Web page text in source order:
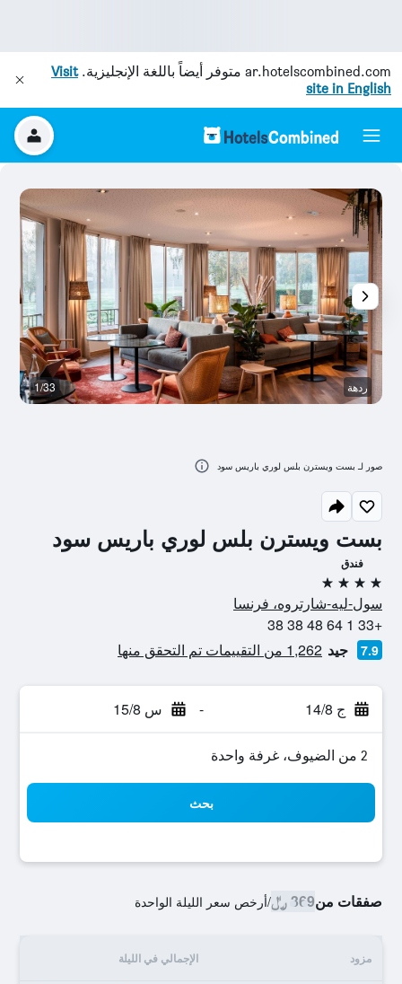
ar.hotelscombined.com متوفر أيضاً باللغة الإنجليزية.Visit
site in English
بست ويسترن بلس لوري باريس سود
فندق
4 نجوم
سول-ليه-شارتروه، فرنسا
+33 1 64 48 38 38
7.9 جيد 1,262 من التقييمات تم التحقق منها
ج 14/8 - س 15/8
2 من الضيوف، غرفة واحدة
بحث
صفقات من369 ﷼ /أرخص سعر الليلة الواحدة
مزود الإجمالي في الليلة
ردهة 1/33
صور لـ بست ويسترن بلس لوري باريس سود